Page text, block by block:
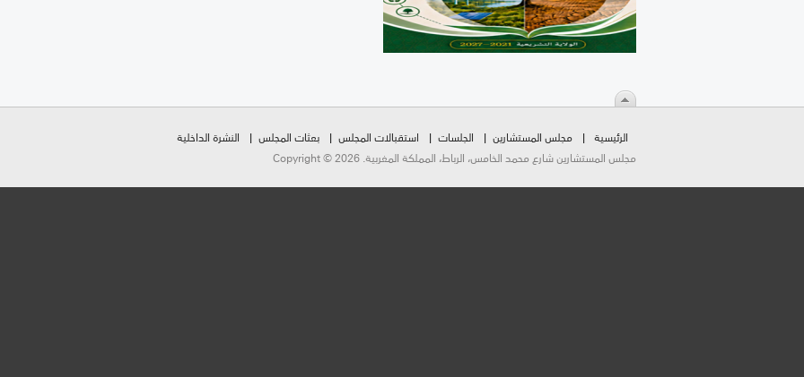
الرئيسية مجلس المستشارين الجلسات استقبالات المجلس بعثات المجلس
النشرة الداخلية
مجلس المستشارين شارع محمد الخامس، الرباط، المملكة المغربية. Copyright © 2026